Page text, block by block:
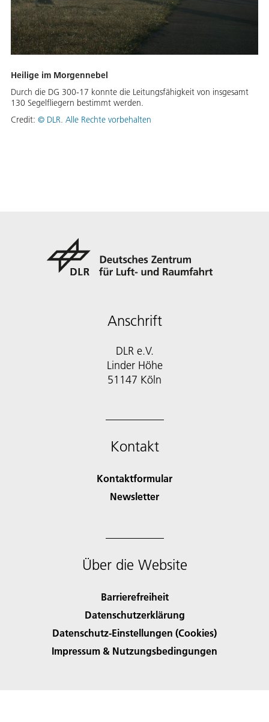
Heilige im Morgennebel
Durch die DG 300-17 konnte die Leitungsfähigkeit von insgesamt
130 Segelfliegern bestimmt werden.
Credit: © DLR. Alle Rechte vorbehalten
Anschrift
DLR e.V.
Linder Höhe
51147 Köln
Kontakt
Kontaktformular
Newsletter
Über die Website
Barrierefreiheit
Datenschutzerklärung
Datenschutz-Einstellungen (Cookies)
Impressum & Nutzungsbedingungen